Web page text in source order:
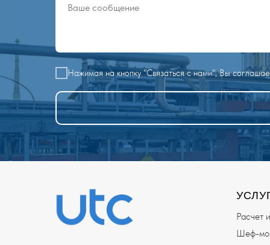
Нажимая на кнопку "Связаться с нами", Вы
Расчет
Шеф-